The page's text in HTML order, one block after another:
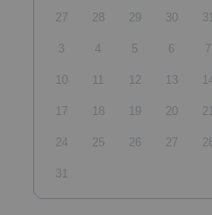
27 28 29 30
3 4 5 6 7
10 11 12 13
17 18 19 20
24 25 26 27 28
31